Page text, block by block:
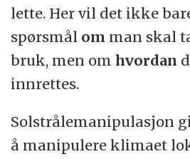
lette. Her vil det ikke
spørsmål om man skal
bruk, men omhvordan
innrettes.
Solstrålemanipulasjon
å manipulere klimaet